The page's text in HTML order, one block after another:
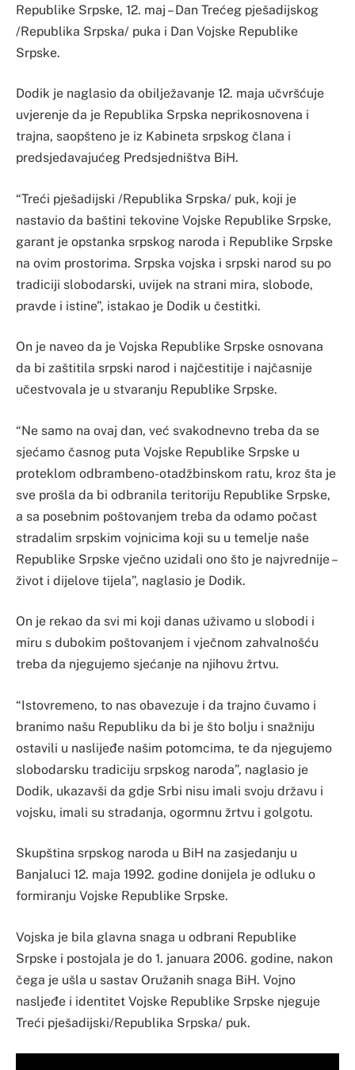
Republike Srpske, 12. maj – Dan Trećeg pješadijskog
/Republika Srpska/ puka i Dan Vojske Republike
Srpske.
Dodik je naglasio da obilježavanje 12. maja učvršćuje
uvjerenje da je Republika Srpska neprikosnovena i
trajna, saopšteno je iz Kabineta srpskog člana i
predsjedavajućeg Predsjedništva BiH.
“Treći pješadijski /Republika Srpska/ puk, koji je
nastavio da baštini tekovine Vojske Republike Srpske,
garant je opstanka srpskog naroda i Republike Srpske
na ovim prostorima. Srpska vojska i srpski narod su po
tradiciji slobodarski, uvijek na strani mira, slobode,
pravde i istine”, istakao je Dodik u čestitki.
On je naveo da je Vojska Republike Srpske osnovana
da bi zaštitila srpski narod i najčestitije i najčasnije
učestvovala je u stvaranju Republike Srpske.
“Ne samo na ovaj dan, već svakodnevno treba da se
sjećamo časnog puta Vojske Republike Srpske u
proteklom odbrambeno-otadžbinskom ratu, kroz šta je
sve prošla da bi odbranila teritoriju Republike Srpske,
a sa posebnim poštovanjem treba da odamo počast
stradalim srpskim vojnicima koji su u temelje naše
Republike Srpske vječno uzidali ono što je najvrednije –
život i dijelove tijela”, naglasio je Dodik.
On je rekao da svi mi koji danas uživamo u slobodi i
miru s dubokim poštovanjem i vječnom zahvalnošću
treba da njegujemo sjećanje na njihovu žrtvu.
“Istovremeno, to nas obavezuje i da trajno čuvamo i
branimo našu Republiku da bi je što bolju i snažniju
ostavili u naslijeđe našim potomcima, te da njegujemo
slobodarsku tradiciju srpskog naroda”, naglasio je
Dodik, ukazavši da gdje Srbi nisu imali svoju državu i
vojsku, imali su stradanja, ogormnu žrtvu i golgotu.
Skupština srpskog naroda u BiH na zasjedanju u
Banjaluci 12. maja 1992. godine donijela je odluku o
formiranju Vojske Republike Srpske.
Vojska je bila glavna snaga u odbrani Republike
Srpske i postojala je do 1. januara 2006. godine, nakon
čega je ušla u sastav Oružanih snaga BiH. Vojno
nasljeđe i identitet Vojske Republike Srpske njeguje
Treći pješadijski/Republika Srpska/ puk.